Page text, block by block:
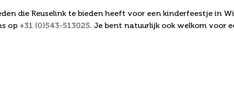
die Reuselink te bieden heeft voor een kinderfeestje in
op +31 (0)543-513025. Je bent natuurlijk ook welkom voor